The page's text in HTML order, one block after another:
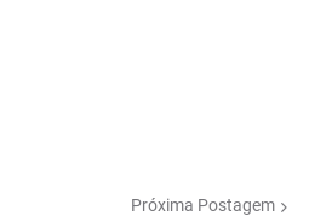
Próxima Postagem